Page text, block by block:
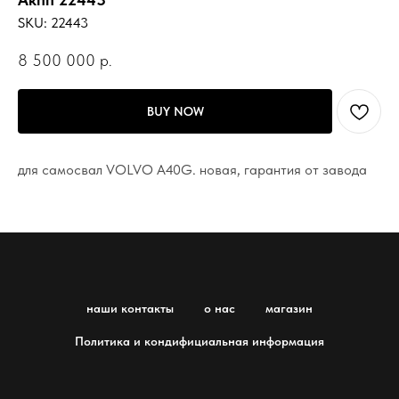
SKU: 22443
8 500 000 р.
BUY NOW
для самосвал VOLVO A40G. новая, гарантия от завода
наши контакты о нас магазин
Политика и кондифициальная информация